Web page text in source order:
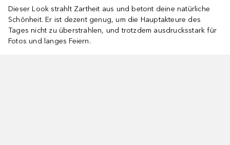
Dieser Look strahlt Zartheit aus und betont deine natürliche
Schönheit. Er ist dezent genug, um die Hauptakteure des
Tages nicht zu überstrahlen, und trotzdem ausdrucksstark für
Fotos und langes Feiern.